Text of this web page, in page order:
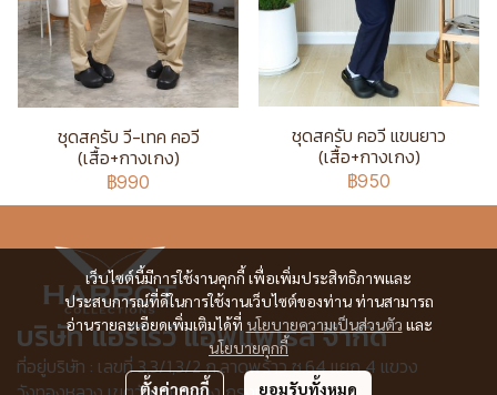
ชุดสครับ วี-เทค คอวี
(เสื้อ+กางเกง)
฿990
ชุดสครับ คอวี แขนยาว
(เสื้อ+กางเกง)
฿950
เว็บไซต์นี้มีการใช้งานคุกกี้ เพื่อเพิ่มประสิทธิภาพและ
ประสบการณ์ที่ดีในการใช้งานเว็บไซต์ของท่าน ท่านสามารถ
อ่านรายละเอียดเพิ่มเติมได้ที่ นโยบายความเป็นส่วนตัว และ
นโยบายคุกกี้
ตั้งค่าคุกกี้ ยอมรับทั้งหมด
บริษัท แอร์โรว์ แอพแพเรล จำกัด
ที่อยู่บริษัท : เลขที่ 3,3/1,3/2 ก.ลาดพร้าว ซ.64 แยก 4 แขวง